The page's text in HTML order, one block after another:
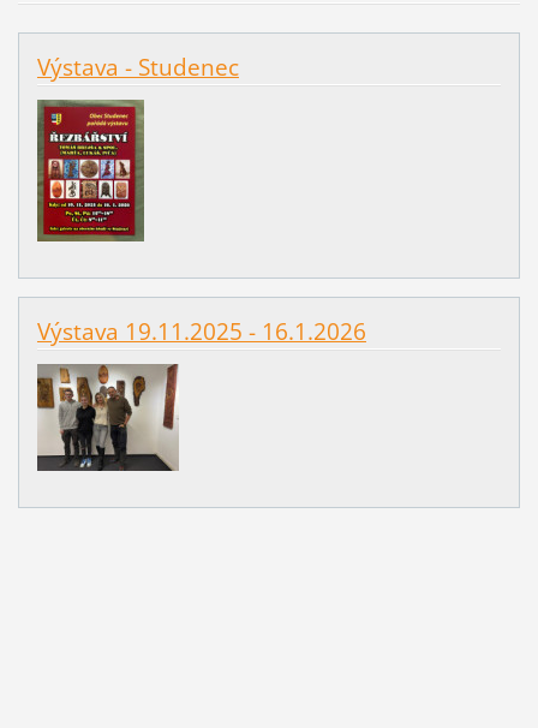
Výstava - Studenec
Výstava 19.11.2025 - 16.1.2026